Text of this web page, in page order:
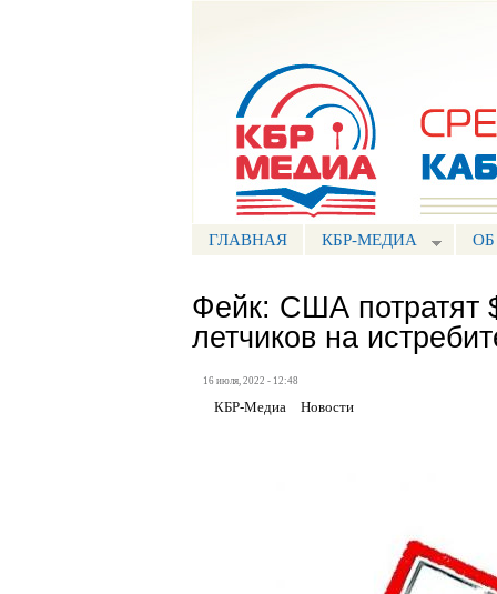
ГЛАВНАЯ КБР-МЕДИА
Фейк: США потратят
летчиков на
16 июля, 2022 - 12:48
КБР-Медиа Новости